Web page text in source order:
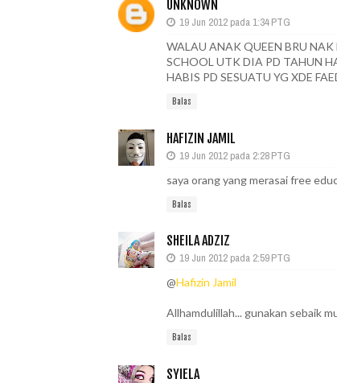
UNKNOWN
19 Jun 2012 pada 1:34 PTG
WALAU ANAK QUEEN BRU
SCHOOL UTK DIA PD TAHUN
HABIS PD SESUATU YG XDE
Balas
HAFIZIN JAMIL
19 Jun 2012 pada 2:28 PTG
saya orang yang merasai free
Balas
SHEILA ADZIZ
19 Jun 2012 pada 2:59 PTG
@Hafizin Jamil
Allhamdulillah... gunakan sebaik
Balas
SYIELA